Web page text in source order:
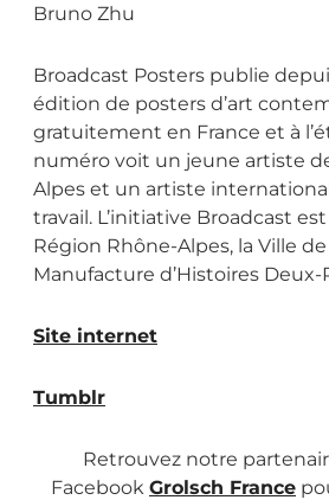
Bruno Zhu
Broadcast Posters publie
édition de posters d’art
gratuitement en France et à
numéro voit un jeune artiste
Alpes et un artiste
travail. L’initiative Broadcast
Région Rhône-Alpes, la Ville
Manufacture d’Histoires Deux-
Site internet
Tumblr
Retrouvez notre
Facebook Grolsch France